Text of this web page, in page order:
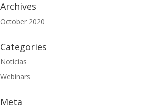
Archives
October 2020
Categories
Noticias
Webinars
Meta